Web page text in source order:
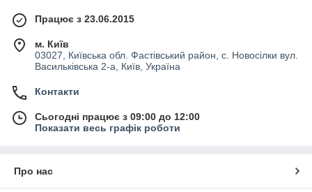
Працює з 23.06.2015
м. Київ
03027, Київська обл. Фастівський район, с. Новосілки вул.
Васильківська 2-а, Київ, Україна
Контакти
Сьогодні працює з 09:00 до 12:00
Показати весь графік роботи
Про нас